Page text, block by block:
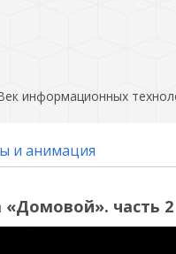
информационных
и анимация
часть 2